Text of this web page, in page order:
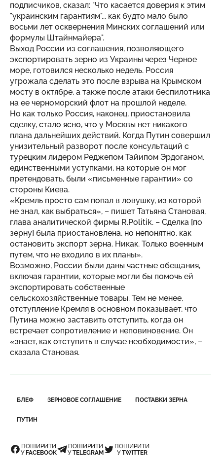
подписчиков, сказал: "Что касается доверия к этим
"украинским гарантиям"... как будто мало было
восьми лет осквернения Минских соглашений или
формулы Штайнмайера".
Выход России из соглашения, позволяющего
экспортировать зерно из Украины через Черное
море, готовился несколько недель. Россия
угрожала сделать это после взрыва на Крымском
мосту в октябре, а также после атаки беспилотника
на ее черноморский флот на прошлой неделе.
Но как только Россия, наконец, приостановила
сделку, стало ясно, что у Москвы нет никакого
плана дальнейших действий. Когда Путин совершил
унизительный разворот после консультаций с
турецким лидером Реджепом Тайипом Эрдоганом,
единственными уступками, на которые он мог
претендовать, были «письменные гарантии» со
стороны Киева.
«Кремль просто сам попал в ловушку, из которой
не знал, как выбраться», – пишет Татьяна Становая,
глава аналитической фирмы R.Politik. – Сделка [по
зерну] была приостановлена, но непонятно, как
остановить экспорт зерна. Никак. Только военным
путем, что не входило в их планы».
Возможно, России были даны частные обещания,
включая гарантии, которые могли бы помочь ей
экспортировать собственные
сельскохозяйственные товары. Тем не менее,
отступление Кремля в основном показывает, что
Путина можно заставить отступить, когда он
встречает сопротивление и неповиновение. Он
«знает, как отступить в случае необходимости», –
сказала Становая.
БЛЕФ ЗЕРНОВОЕ СОГЛАШЕНИЕ ПОСТАВКИ ЗЕРНА
ПУТИН
ПОШИРИТИ
У FACEBOOK
ПОШИРИТИ
УTELEGRAM
ПОШИРИТИ
УTWITTER